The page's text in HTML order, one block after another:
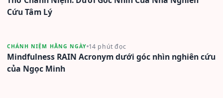
Cứu Tâm Lý
CHÁNH NIỆM HẰNG NGÀY 14 phút đọc
Mindfulness RAIN Acronym dưới góc nhìn nghiên cứu
của Ngọc Minh